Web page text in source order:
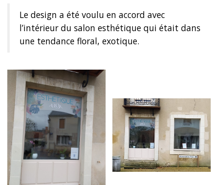
Le design a été voulu en accord avec
l’intérieur du salon esthétique qui était dans
une tendance floral, exotique.